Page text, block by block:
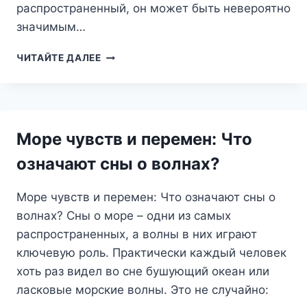
распространенный, он может быть невероятно
значимым…
ЧИТАЙТЕ ДАЛЕЕСОН
И
ХОЧЕТ
СКАЗАТЬ?
Море чувств и перемен: Что
означают сны о волнах?
Море чувств и перемен: Что означают сны о
волнах? Сны о море – одни из самых
распространенных, а волны в них играют
ключевую роль. Практически каждый человек
хоть раз видел во сне бушующий океан или
ласковые морские волны. Это не случайно: